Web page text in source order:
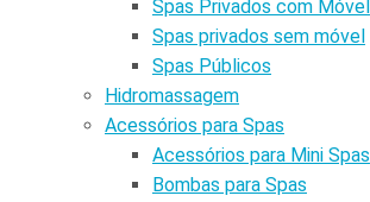
Spas Privados com Móvel
Spas privados sem móvel
Spas Públicos
Hidromassagem
Acessórios para Spas
Acessórios para Mini Spas
Bombas para Spas